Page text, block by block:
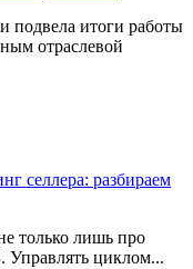
подвела итоги работы
отраслевой
селлера: разбираем
только лишь про
Управлять циклом...